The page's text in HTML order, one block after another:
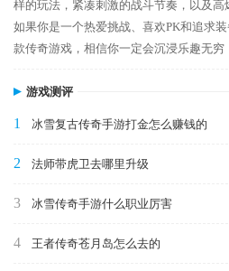
样的玩法，紧凑刺激的战斗节奏，以及高
如果你是一个热爱挑战、喜欢PK和追求
款传奇游戏，相信你一定会沉浸乐趣无穷
游戏测评
1 冰雪复古传奇手游打金怎么赚钱的
2 法师带虎卫去哪里升级
3 冰雪传奇手游什么职业厉害
4 王者传奇苍月岛怎么去的